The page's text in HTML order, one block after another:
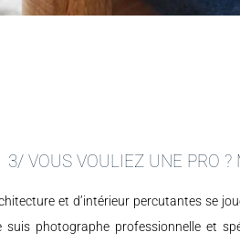
3/ VOUS VOULIEZ UNE PRO ?
et d’intérieur percutantes se
photographe professionnelle et